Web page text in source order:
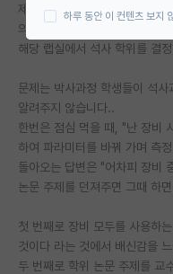
연구실(PI) 홍보 게시
임용 정보 게시판
학부 인턴 게시판
취업 게시판
임용 후기 게시판
PI 전용 게시판
제가 랩실에 컨택할 때, 교수
의 장비가 총 6대가 있고, 타 연
해당 랩실에서 석사 학위를 결
문제는 박사과정 학생들이 석
알려주지 않습니다..
한번은 점심 먹을 때, "난 장비
하여 파라미터를 바꿔 가며 측
돌아오는 답변은 "어차피 장비
논문 주제를 던져주면 그때 하
첫 번째로 장비 모두를 사용하
것이다 라는 것에서 배신감을
두 번째로 학위 논문 주제를 교
하루 동안 이 컨텐츠 보지